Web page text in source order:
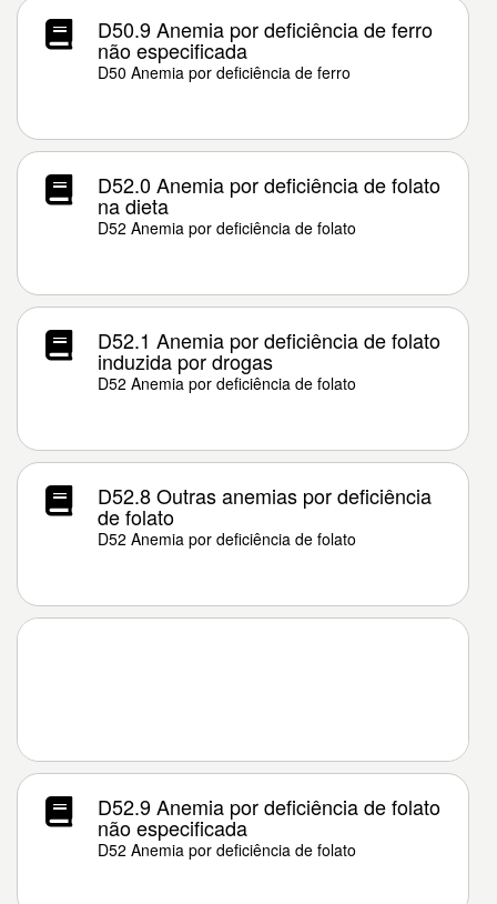
D50.9 Anemia por deficiência de ferro
não especificada
D50 Anemia por deficiência de ferro
D52.0 Anemia por deficiência de folato
na dieta
D52 Anemia por deficiência de folato
D52.1 Anemia por deficiência de folato
induzida por drogas
D52 Anemia por deficiência de folato
D52.8 Outras anemias por deficiência
de folato
D52 Anemia por deficiência de folato
D52.9 Anemia por deficiência de folato
não especificada
D52 Anemia por deficiência de folato